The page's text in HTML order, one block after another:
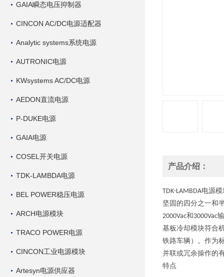
GAIA瞬态电压抑制器
CINCON AC/DC电源适配器
Analytic systems系统电源
AUTRONIC电源
KWsystems AC/DC电源
AEDON直流电源
P-DUKE电源
GAIA电源
COSEL开关电源
TDK-LAMBDA电源
BEL POWER稳压电源
ARCH电源模块
TRACO POWER电源
CINCON工业电源模块
Artesyn电源供应器
产品介绍：
TDK-LAMBDA电源模
坚固的四分之一和
2000Vac和 3000Vac
基板冷却模块符合
铁路车辆）。作为
并联或冗余操作的
特点